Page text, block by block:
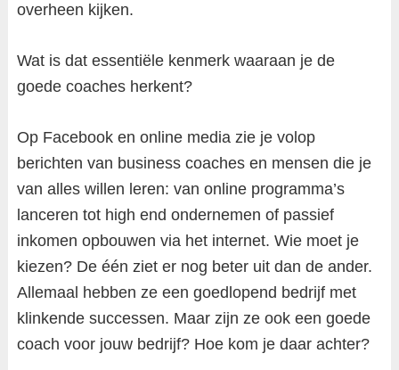
overheen kijken.
Wat is dat essentiële kenmerk waaraan je de
goede coaches herkent?
Op Facebook en online media zie je volop
berichten van business coaches en mensen die je
van alles willen leren: van online programma’s
lanceren tot high end ondernemen of passief
inkomen opbouwen via het internet. Wie moet je
kiezen? De één ziet er nog beter uit dan de ander.
Allemaal hebben ze een goedlopend bedrijf met
klinkende successen. Maar zijn ze ook een goede
coach voor jouw bedrijf? Hoe kom je daar achter?